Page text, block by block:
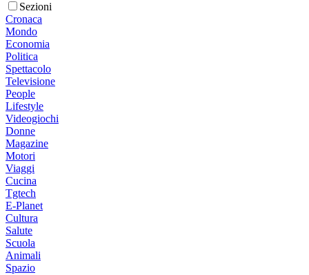
Sezioni
Cronaca
Mondo
Economia
Politica
Spettacolo
Televisione
People
Lifestyle
Videogiochi
Donne
Magazine
Motori
Viaggi
Cucina
Tgtech
E-Planet
Cultura
Salute
Scuola
Animali
Spazio